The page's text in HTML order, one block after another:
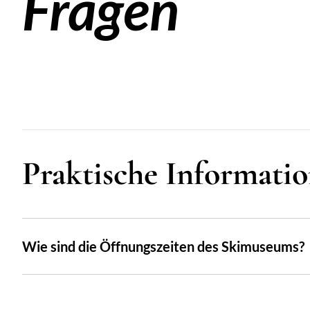
Praktische
Wie sind die Öffnungszeiten des Skimuseums?